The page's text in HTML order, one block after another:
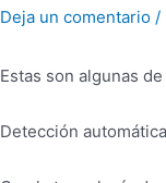
Deja un comentario /
Estas son algunas
Detección